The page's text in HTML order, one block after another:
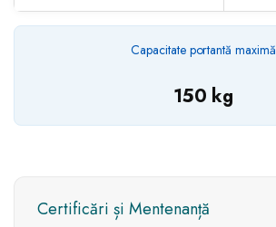
Capacitate portantă maximă
150 kg
Certificări și Mentenanță